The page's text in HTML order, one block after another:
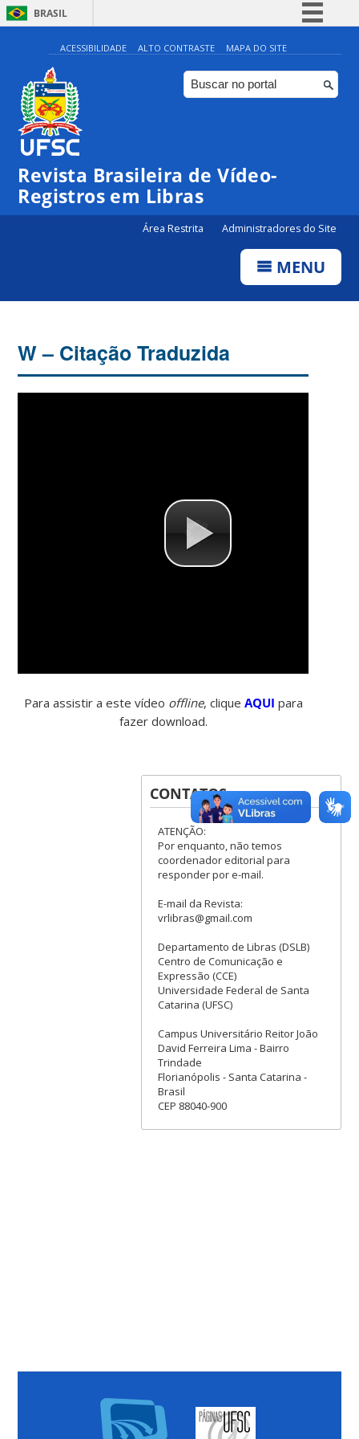
BRASIL
Simplifique!
Comunica BR
Participe
Canais
ACESSIBILIDADE ALTO CONTRASTE MAPA DO SITE
Revista Brasileira de Vídeo-
Registros em Libras
Área Restrita Administradores do Site
MENU
W – Citação Traduzida
Para assistir a este vídeo offline, clique AQUI para
fazer download.
CONTATOS
ATENÇÃO:
Por enquanto, não temos
coordenador editorial para
responder por e-mail.
E-mail da Revista:
vrlibras@gmail.com
Departamento de Libras (DSLB)
Centro de Comunicação e
Expressão (CCE)
Universidade Federal de Santa
Catarina (UFSC)
Campus Universitário Reitor João
David Ferreira Lima - Bairro
Trindade
Florianópolis - Santa Catarina -
Brasil
CEP 88040-900